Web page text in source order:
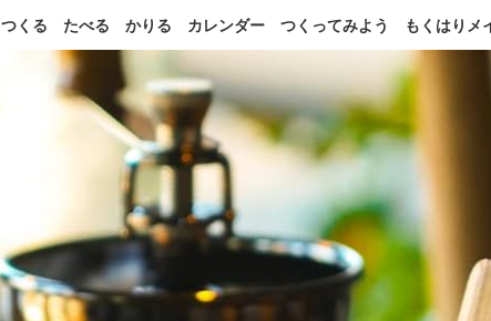
つくる たべる かりる カレンダー つくってみよう もくはりメ